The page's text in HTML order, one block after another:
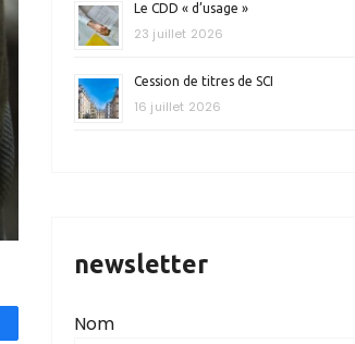
Le CDD « d’usage »
23 juillet 2026
Cession de titres de SCI
16 juillet 2026
newsletter
Nom